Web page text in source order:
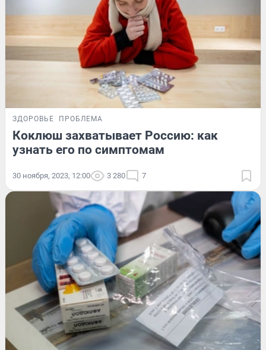
ЗДОРОВЬЕ ПРОБЛЕМА
Коклюш захватывает Россию: как
узнать его по симптомам
30 ноября, 2023, 12:00 3 280 7